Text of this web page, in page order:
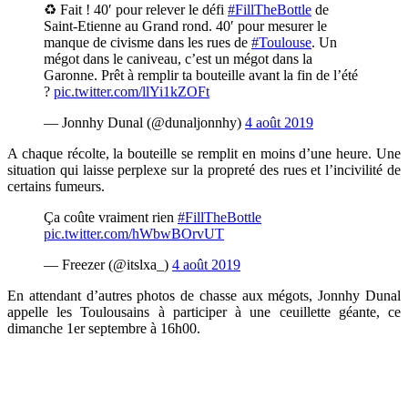
♻️ Fait ! 40′ pour relever le défi #FillTheBottle de
Saint-Etienne au Grand rond. 40′ pour mesurer le
manque de civisme dans les rues de #Toulouse. Un
mégot dans le caniveau, c’est un mégot dans la
Garonne. Prêt à remplir ta bouteille avant la fin de l’été
? pic.twitter.com/llYi1kZOFt
— Jonnhy Dunal (@dunaljonnhy) 4 août 2019
A chaque récolte, la bouteille se remplit en moins d’une heure. Une
situation qui laisse perplexe sur la propreté des rues et l’incivilité de
certains fumeurs.
Ça coûte vraiment rien #FillTheBottle
pic.twitter.com/hWbwBOrvUT
— Freezer (@itslxa_) 4 août 2019
En attendant d’autres photos de chasse aux mégots, Jonnhy Dunal
appelle les Toulousains à participer à une ceuillette géante, ce
dimanche 1er septembre à 16h00.